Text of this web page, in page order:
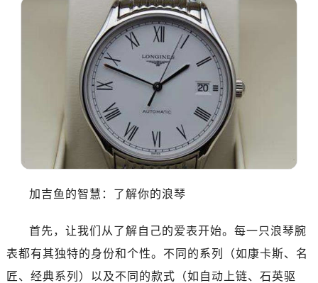
加吉鱼的智慧：了解你的浪琴
首先，让我们从了解自己的爱表开始。每一只浪琴腕
表都有其独特的身份和个性。不同的系列（如康卡斯、名
匠、经典系列）以及不同的款式（如自动上链、石英驱